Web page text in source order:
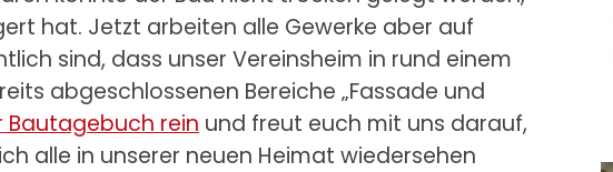
hat. Jetzt arbeiten alle Gewerke aber auf
sind, dass unser Vereinsheim in rund einem
abgeschlossenen Bereiche „Fassade und
Bautagebuch rein und freut euch mit uns darauf,
alle in unserer neuen Heimat wiedersehen